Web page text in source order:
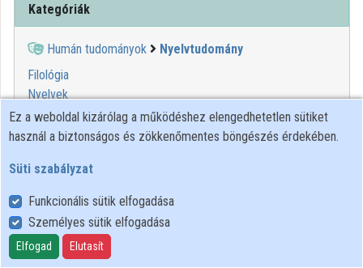
Kategóriák
Humán tudományok
Nyelvtudomány
Filológia
Nyelvek
Nyelvészet
02:11:37
Ez a weboldal kizárólag a működéshez elengedhetetlen sütiket
használ a biztonságos és zökkenőmentes böngészés érdekében.
Süti szabályzat
Funkcionális sütik elfogadása
Személyes sütik elfogadása
Elfogad Elutasít